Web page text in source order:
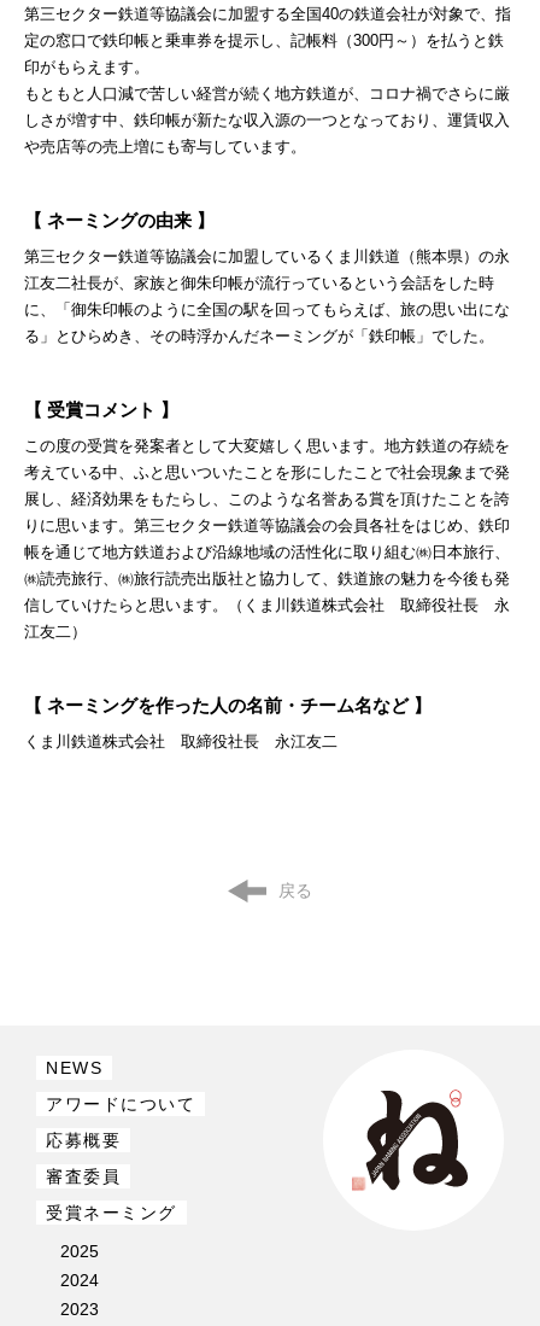
第三セクター鉄道等協議会に加盟する全国40の鉄道会社が対象で、指
定の窓口で鉄印帳と乗車券を提示し、記帳料（300円～）を払うと鉄
印がもらえます。
もともと人口減で苦しい経営が続く地方鉄道が、コロナ禍でさらに厳
しさが増す中、鉄印帳が新たな収入源の一つとなっており、運賃収入
や売店等の売上増にも寄与しています。
【 ネーミングの由来 】
第三セクター鉄道等協議会に加盟しているくま川鉄道（熊本県）の永
江友二社長が、家族と御朱印帳が流行っているという会話をした時
に、「御朱印帳のように全国の駅を回ってもらえば、旅の思い出にな
る」とひらめき、その時浮かんだネーミングが「鉄印帳」でした。
【 受賞コメント 】
この度の受賞を発案者として大変嬉しく思います。地方鉄道の存続を
考えている中、ふと思いついたことを形にしたことで社会現象まで発
展し、経済効果をもたらし、このような名誉ある賞を頂けたことを誇
りに思います。第三セクター鉄道等協議会の会員各社をはじめ、鉄印
帳を通じて地方鉄道および沿線地域の活性化に取り組む㈱日本旅行、
㈱読売旅行、㈱旅行読売出版社と協力して、鉄道旅の魅力を今後も発
信していけたらと思います。（くま川鉄道株式会社 取締役社長 永
江友二）
【 ネーミングを作った人の名前・チーム名など 】
くま川鉄道株式会社 取締役社長 永江友二
戻る
NEWS
アワードについて
応募概要
審査委員
受賞ネーミング
2025
2024
2023